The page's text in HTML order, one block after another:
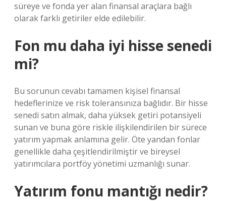
süreye ve fonda yer alan finansal araçlara bağlı
olarak farklı getiriler elde edilebilir.
Fon mu daha iyi hisse senedi
mi?
Bu sorunun cevabı tamamen kişisel finansal
hedeflerinize ve risk toleransınıza bağlıdır. Bir hisse
senedi satın almak, daha yüksek getiri potansiyeli
sunan ve buna göre riskle ilişkilendirilen bir sürece
yatırım yapmak anlamına gelir. Öte yandan fonlar
genellikle daha çeşitlendirilmiştir ve bireysel
yatırımcılara portföy yönetimi uzmanlığı sunar.
Yatırım fonu mantığı nedir?